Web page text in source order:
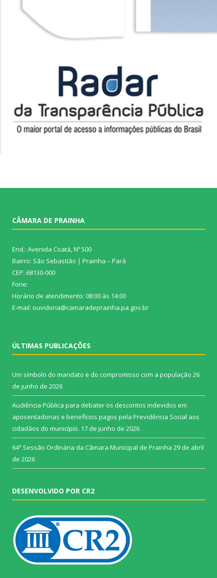
CÂMARA DE PRAINHA
End.: Avenida Coatá, Nº 500
Bairro: São Sebastião | Prainha – Pará
CEP: 68130-000
Fone:
Horário de atendimento: 08:00 às 14:00
E-mail: ouvidoria@camaradeprainha.pa.gov.br
ÚLTIMAS PUBLICAÇÕES
Um símbolo do mandato e do compromisso com a população 26
de junho de 2026
Audiência Pública para debater os descontos indevidos em
aposentadorias e benefícios pagos pela Previdência Social aos
cidadãos do município. 17 de junho de 2026
64ª Sessão Ordinária da Câmara Municipal de Prainha 29 de abril
de 2026
DESENVOLVIDO POR CR2